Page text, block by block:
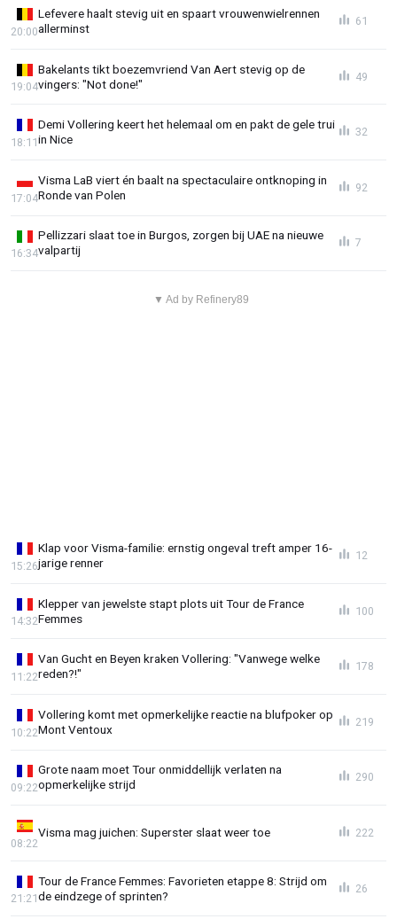
Lefevere haalt stevig uit en spaart vrouwenwielrennen
allerminst
20:00
61
Bakelants tikt boezemvriend Van Aert stevig op de
vingers: "Not done!"
19:04
49
Demi Vollering keert het helemaal om en pakt de gele trui
in Nice
18:11
32
Visma LaB viert én baalt na spectaculaire ontknoping in
Ronde van Polen
17:04
92
Pellizzari slaat toe in Burgos, zorgen bij UAE na nieuwe
valpartij
16:34
7
▼ Ad by Refinery89
Klap voor Visma-familie: ernstig ongeval treft amper 16-
jarige renner
15:26
12
Klepper van jewelste stapt plots uit Tour de France
Femmes
14:32
100
Van Gucht en Beyen kraken Vollering: "Vanwege welke
reden?!"
11:22
178
Vollering komt met opmerkelijke reactie na blufpoker op
Mont Ventoux
10:22
219
Grote naam moet Tour onmiddellijk verlaten na
opmerkelijke strijd
09:22
290
Visma mag juichen: Superster slaat weer toe
08:22
222
Tour de France Femmes: Favorieten etappe 8: Strijd om
de eindzege of sprinten?
21:21
26